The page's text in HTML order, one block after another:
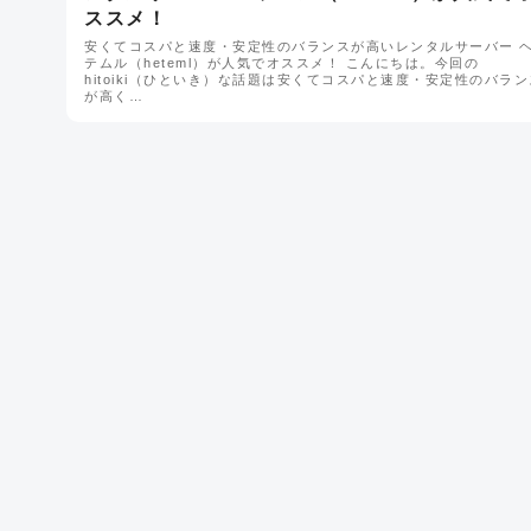
ススメ！
安くてコスパと速度・安定性のバランスが高いレンタルサーバー
テムル（heteml）が人気でオススメ！ こんにちは。今回の
hitoiki（ひといき）な話題は安くてコスパと速度・安定性のバラン
が高く…